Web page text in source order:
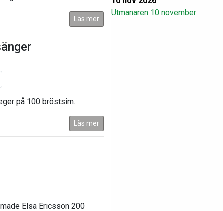
Utmanaren 10 november
Läs mer
på 100 bröstsim.
Läs mer
Elsa Ericsson 200